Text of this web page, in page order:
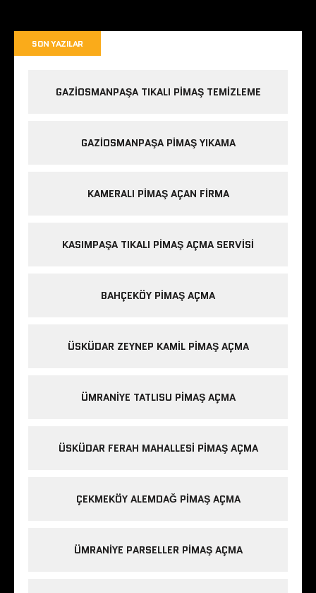
SON YAZILAR
GAZIOSMANPAŞA TIKALI PIMAŞ TEMIZLEME
GAZIOSMANPAŞA PIMAŞ YIKAMA
KAMERALI PIMAŞ AÇAN FIRMA
KASIMPAŞA TIKALI PIMAŞ AÇMA SERVISI
BAHÇEKÖY PIMAŞ AÇMA
ÜSKÜDAR ZEYNEP KAMIL PIMAŞ AÇMA
ÜMRANIYE TATLISU PIMAŞ AÇMA
ÜSKÜDAR FERAH MAHALLESI PIMAŞ AÇMA
ÇEKMEKÖY ALEMDAĞ PIMAŞ AÇMA
ÜMRANIYE PARSELLER PIMAŞ AÇMA